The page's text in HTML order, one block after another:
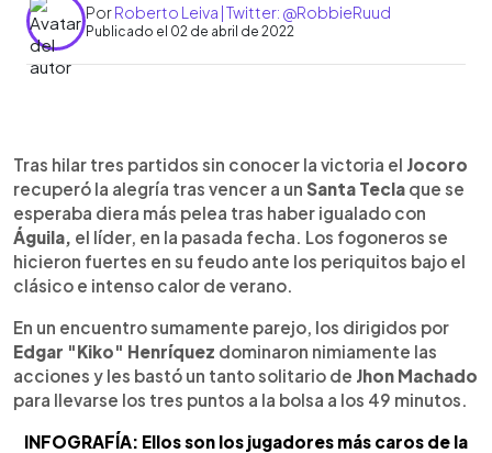
PorRoberto Leiva | Twitter: @RobbieRuud
Publicado el 02 de abril de 2022
► Escuchar artículo
Tras hilar tres partidos sin conocer la victoria el Jocoro
recuperó la alegría tras vencer a un Santa Tecla que se
esperaba diera más pelea tras haber igualado con
Águila, el líder, en la pasada fecha. Los fogoneros se
hicieron fuertes en su feudo ante los periquitos bajo el
clásico e intenso calor de verano.
En un encuentro sumamente parejo, los dirigidos por
Edgar "Kiko" Henríquez dominaron nimiamente las
acciones y les bastó un tanto solitario de Jhon Machado
para llevarse los tres puntos a la bolsa a los 49 minutos.
INFOGRAFÍA: Ellos son los jugadores más caros de la